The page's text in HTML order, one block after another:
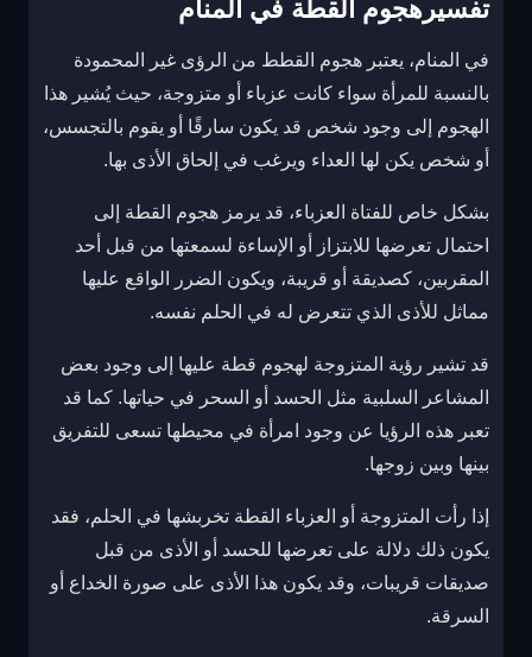
تفسيرهجوم القطة في المنام
في المنام، يعتبر هجوم القطط من الرؤى غير المحمودة
بالنسبة للمرأة سواء كانت عزباء أو متزوجة، حيث يُشير هذا
الهجوم إلى وجود شخص قد يكون سارقًا أو يقوم بالتجسس،
أو شخص يكن لها العداء ويرغب في إلحاق الأذى بها.
بشكل خاص للفتاة العزباء، قد يرمز هجوم القطة إلى
احتمال تعرضها للابتزاز أو الإساءة لسمعتها من قبل أحد
المقربين، كصديقة أو قريبة، ويكون الضرر الواقع عليها
مماثل للأذى الذي تتعرض له في الحلم نفسه.
قد تشير رؤية المتزوجة لهجوم قطة عليها إلى وجود بعض
المشاعر السلبية مثل الحسد أو السحر في حياتها. كما قد
تعبر هذه الرؤيا عن وجود امرأة في محيطها تسعى للتفريق
بينها وبين زوجها.
إذا رأت المتزوجة أو العزباء القطة تخربشها في الحلم، فقد
يكون ذلك دلالة على تعرضها للحسد أو الأذى من قبل
صديقات قريبات، وقد يكون هذا الأذى على صورة الخداع أو
السرقة.